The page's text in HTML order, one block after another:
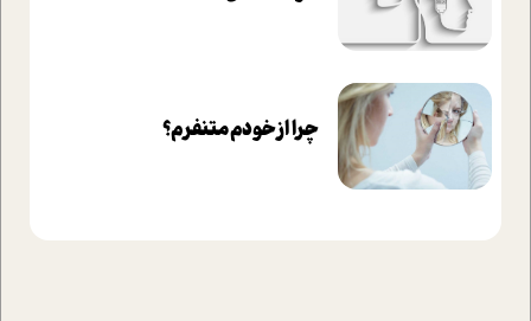
چرا از خودم متنفرم؟